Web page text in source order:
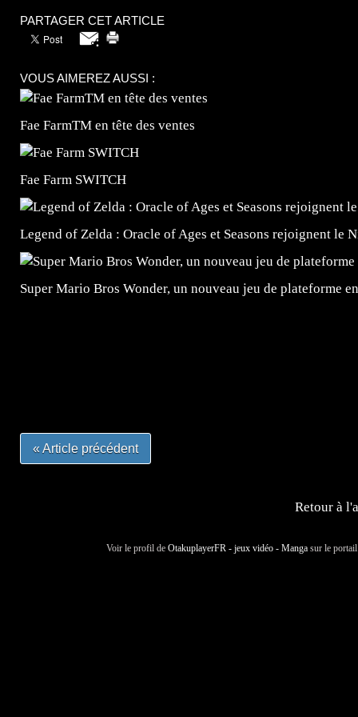
PARTAGER CET ARTICLE
VOUS AIMEREZ AUSSI :
Fae FarmTM en tête des ventes
Fae Farm SWITCH
Legend of Zelda : Oracle of Ages et Seasons rejoignent le
Super Mario Bros Wonder, un nouveau jeu de plateforme
« Article précédent
Retour à
Voir le profil de OtakuplayerFR - jeux vidéo - Manga sur le